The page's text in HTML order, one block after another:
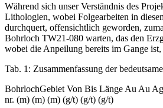
Während sich unser Verständnis des
Lithologien, wobei Folgearbeiten in
durchquert, offensichtlich geworden,
Bohrloch TW21-080 warten, das den
wobei die Anpeilung bereits im Gange ist,
Tab. 1: Zusammenfassung der
BohrlochGebiet Von Bis Länge Au Au
nr. (m) (m) (m) (g/t) (g/t) (g/t)